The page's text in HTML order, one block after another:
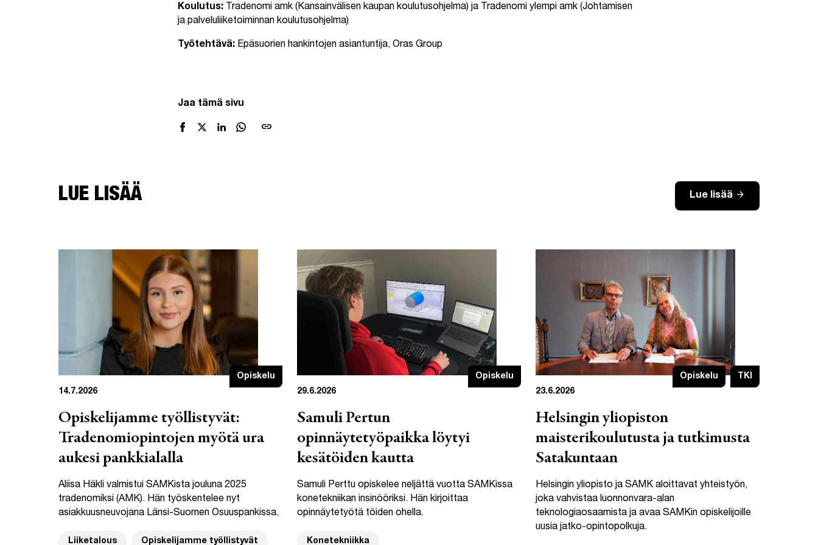
Koulutus: Tradenomi amk (Kansainvälisen kaupan koulutusohjelma) ja Tradenomi ylempi amk (Johtamisen
ja palveluliiketoiminnan koulutusohjelma)
Työtehtävä: Epäsuorien hankintojen asiantuntija, Oras Group
Jaa tämä sivu
link
LUE LISÄÄ Lue lisää arrow_forward
Opiskelu
14.7.2026
Opiskelijamme työllistyvät:
Tradenomiopintojen myötä ura
aukesi pankkialalla
Aliisa Häkli valmistui SAMKista jouluna 2025
tradenomiksi (AMK). Hän työskentelee nyt
asiakkuusneuvojana Länsi-Suomen Osuuspankissa.
Liiketalous Opiskelijamme työllistyvät
Opiskelu
29.6.2026
Samuli Pertun
opinnäytetyöpaikka löytyi
kesätöiden kautta
Samuli Perttu opiskelee neljättä vuotta SAMKissa
konetekniikan insinööriksi. Hän kirjoittaa
opinnäytetyötä töiden ohella.
Konetekniikka
Opiskelu
TKI
23.6.2026
Helsingin yliopiston
maisterikoulutusta ja tutkimusta
Satakuntaan
Helsingin yliopisto ja SAMK aloittavat yhteistyön,
joka vahvistaa luonnonvara-alan
teknologiaosaamista ja avaa SAMKin opiskelijoille
uusia jatko-opintopolkuja.